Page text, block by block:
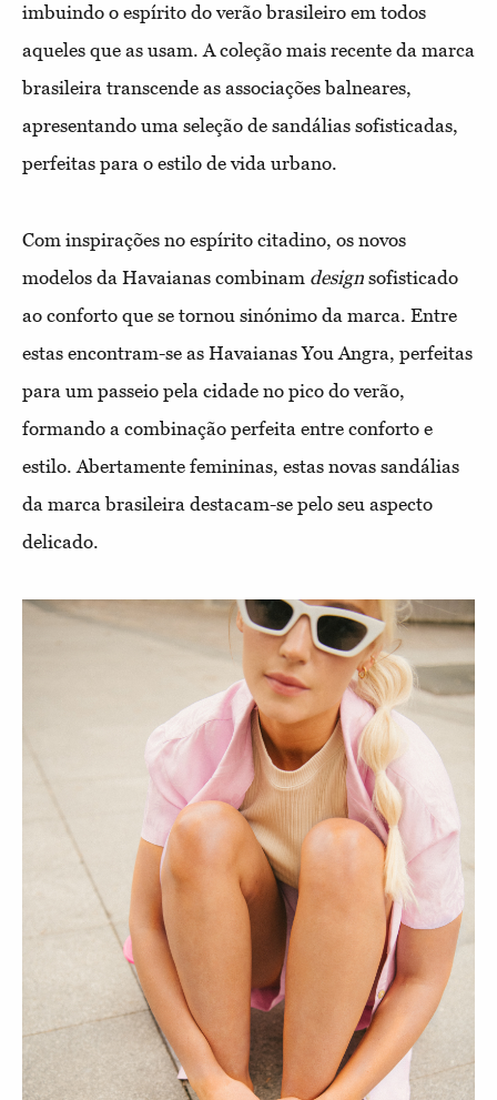
imbuindo o espírito do verão brasileiro em todos
aqueles que as usam. A coleção mais recente da marca
brasileira transcende as associações balneares,
apresentando uma seleção de sandálias sofisticadas,
perfeitas para o estilo de vida urbano.
Com inspirações no espírito citadino, os novos
modelos da Havaianas combinam design sofisticado
ao conforto que se tornou sinónimo da marca. Entre
estas encontram-se as Havaianas You Angra, perfeitas
para um passeio pela cidade no pico do verão,
formando a combinação perfeita entre conforto e
estilo. Abertamente femininas, estas novas sandálias
da marca brasileira destacam-se pelo seu aspecto
delicado.